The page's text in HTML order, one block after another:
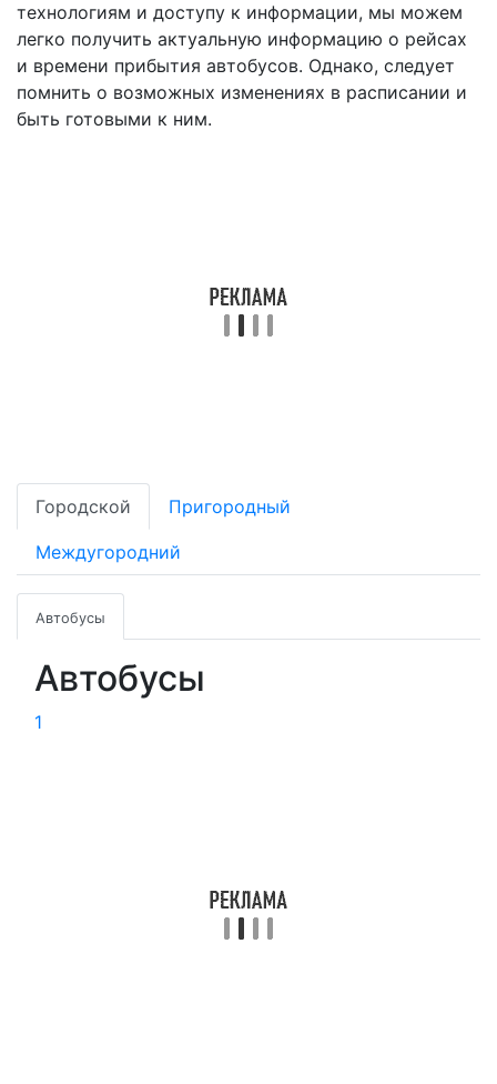
технологиям и доступу к информации, мы можем
легко получить актуальную информацию о рейсах
и времени прибытия автобусов. Однако, следует
помнить о возможных изменениях в расписании и
быть готовыми к ним.
Городской Пригородный
Междугородний
Автобусы
Автобусы
1